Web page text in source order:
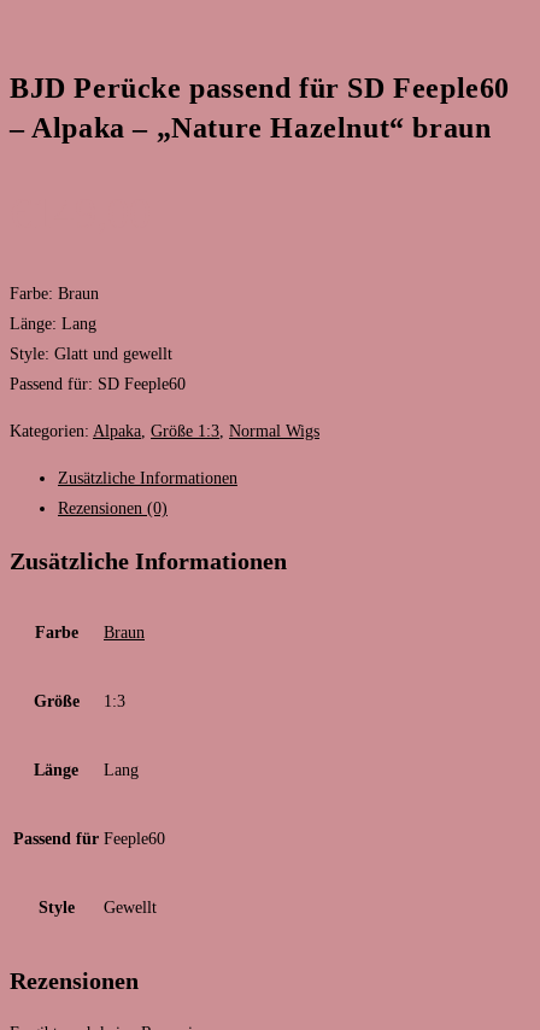
BJD Perücke passend für SD Feeple60
– Alpaka – „Nature Hazelnut“ braun
Farbe: Braun
Länge: Lang
Style: Glatt und gewellt
Passend für: SD Feeple60
Kategorien: Alpaka, Größe 1:3, Normal Wigs
Zusätzliche Informationen
Rezensionen (0)
Zusätzliche Informationen
Farbe Braun
Größe 1:3
Länge Lang
Passend für Feeple60
Style Gewellt
Rezensionen